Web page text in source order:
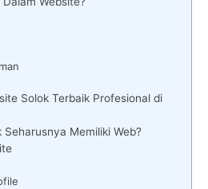
Solok Terbaik Profesional di
Seharusnya Memiliki Web?